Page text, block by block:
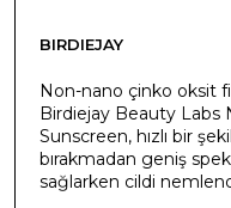
BIRDIEJAY
Non-nano çinko oksit
Birdiejay Beauty Labs
Sunscreen, hızlı bir
bırakmadan geniş
sağlarken cildi